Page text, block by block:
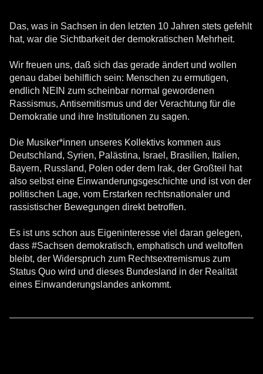
Das, was in Sachsen in den letzten 10 Jahren stets gefehlt
hat, war die Sichtbarkeit der demokratischen Mehrheit.
Wir freuen uns, daß sich das gerade ändert und wollen
genau dabei behilflich sein: Menschen zu ermutigen,
endlich NEIN zum scheinbar normal gewordenen
Rassismus, Antisemitismus und der Verachtung für die
Demokratie und ihre Institutionen zu sagen.
Die Musiker*innen unseres Kollektivs kommen aus
Deutschland, Syrien, Palästina, Israel, Brasilien, Italien,
Bayern, Russland, Polen oder dem Irak, der Großteil hat
also selbst eine Einwanderungsgeschichte und ist von der
politischen Lage, vom Erstarken rechtsnationaler und
rassistischer Bewegungen direkt betroffen.
Es ist uns schon aus Eigeninteresse viel daran gelegen,
dass #Sachsen demokratisch, emphatisch und weltoffen
bleibt, der Widerspruch zum Rechtsextremismus zum
Status Quo wird und dieses Bundesland in der Realität
eines Einwanderungslandes ankommt.